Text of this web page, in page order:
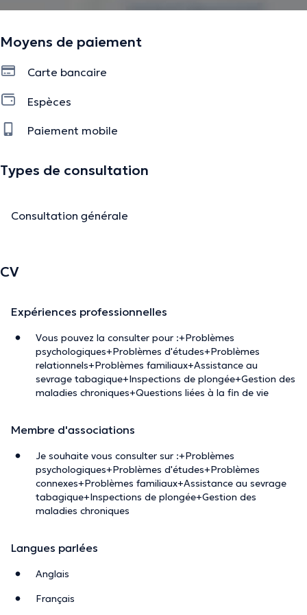
Moyens de paiement
Carte bancaire
Espèces
Paiement mobile
Types de consultation
Consultation générale
CV
Expériences professionnelles
Vous pouvez la consulter pour :+Problèmes
psychologiques+Problèmes d'études+Problèmes
relationnels+Problèmes familiaux+Assistance au
sevrage tabagique+Inspections de plongée+Gestion des
maladies chroniques+Questions liées à la fin de vie
Membre d'associations
Je souhaite vous consulter sur :+Problèmes
psychologiques+Problèmes d'études+Problèmes
connexes+Problèmes familiaux+Assistance au sevrage
tabagique+Inspections de plongée+Gestion des
maladies chroniques
Langues parlées
Anglais
Français